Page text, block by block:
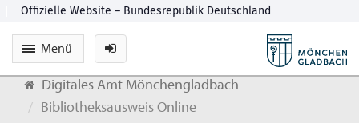
Menü
Digitales Amt Mönchengladbach
Bibliotheksausweis Online